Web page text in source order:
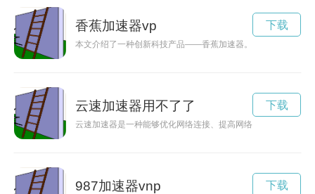
香蕉加速器vp
本文介绍了一种创新科技产品——香蕉加速器。通过将科技与香
下载
云速加速器用不了了
云速加速器是一种能够优化网络连接、提高网络传输速度的工
下载
987加速器vnp 下载